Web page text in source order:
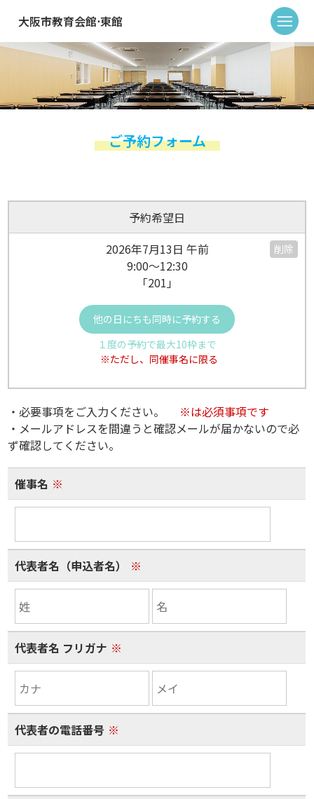
大阪市教育会館⋅東館
ご予約フォーム
予約希望日
2026年7月13日 午前
9:00～12:30
「201」
削除
他の日にちも同時に予約する
１度の予約で最大10枠まで
※ただし、同催事名に限る
・必要事項をご入力ください。
※は必須事項です
・メールアドレスを間違うと確認メールが届かないので必
ず確認してください。
催事名 ※
代表者名（申込者名） ※
代表者名 フリガナ ※
代表者の電話番号 ※